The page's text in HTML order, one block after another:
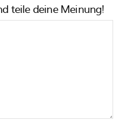
teile deine Meinung!